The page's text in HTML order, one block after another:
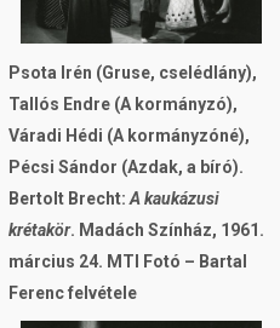
Psota Irén (Gruse, cselédlány),
Tallós Endre (A kormányzó),
Váradi Hédi (A kormányzóné),
Pécsi Sándor (Azdak, a bíró).
Bertolt Brecht: A kaukázusi
krétakör. Madách Színház, 1961.
március 24. MTI Fotó – Bartal
Ferenc felvétele
Image